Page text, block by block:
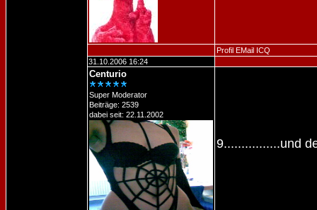
Profil EMail ICQ
31.10.2006 16:24
Centurio
Super Moderator
Beiträge: 2539
dabei seit: 22.11.2002
9................und